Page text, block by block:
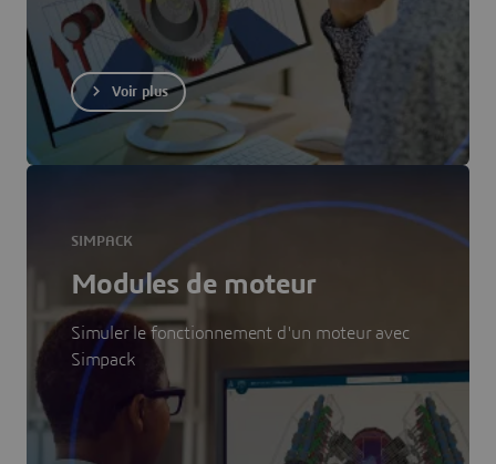
Voir plus
SIMPACK
Modules de moteur
Simuler le fonctionnement d'un moteur avec
Simpack